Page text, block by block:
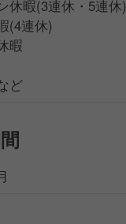
休暇(3連休・5連休)
(4連休)
暇
ど